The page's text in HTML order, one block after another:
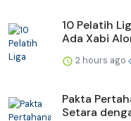
10 Pelatih
Ada Xabi
2 hours ago
Pakta
Setara